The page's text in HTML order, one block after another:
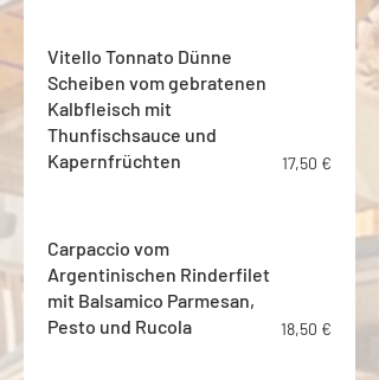
Vitello Tonnato Dünne
Scheiben vom gebratenen
Kalbfleisch mit
Thunfischsauce und
Kapernfrüchten
17,50 €
Carpaccio vom
Argentinischen Rinderfilet
mit Balsamico Parmesan,
Pesto und Rucola
18,50 €